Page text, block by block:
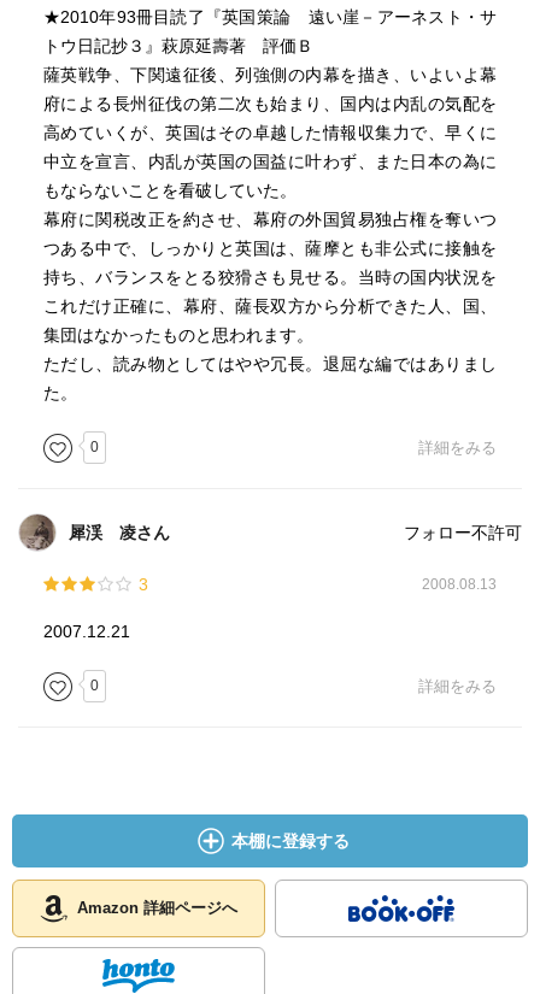
★2010年93冊目読了『英国策論 遠い崖－アーネスト・サ
トウ日記抄３』萩原延壽著 評価Ｂ
薩英戦争、下関遠征後、列強側の内幕を描き、いよいよ幕
府による長州征伐の第二次も始まり、国内は内乱の気配を
高めていくが、英国はその卓越した情報収集力で、早くに
中立を宣言、内乱が英国の国益に叶わず、また日本の為に
もならないことを看破していた。
幕府に関税改正を約させ、幕府の外国貿易独占権を奪いつ
つある中で、しっかりと英国は、薩摩とも非公式に接触を
持ち、バランスをとる狡猾さも見せる。当時の国内状況を
これだけ正確に、幕府、薩長双方から分析できた人、国、
集団はなかったものと思われます。
ただし、読み物としてはやや冗長。退屈な編ではありまし
た。
0 詳細をみる
犀渓 凌さん フォロー不許可
3 2008.08.13
2007.12.21
0 詳細をみる
本棚に登録する
Amazon 詳細ページへ